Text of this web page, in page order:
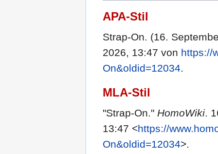
APA-Stil
Strap-On. (16.
2026, 13:47 von https://
On&oldid=12034.
MLA-Stil
"Strap-On." HomoWiki.
13:47 <https://
On&oldid=12034>.